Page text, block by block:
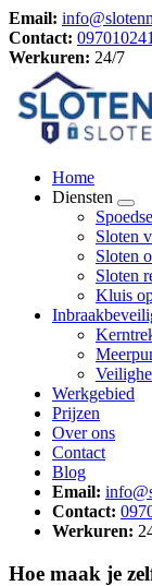
Email:
Contact:
Werkuren: 24/7
Home
Diensten
Sloten
Sloten
Sloten
Kluis
Werkgebied
Prijzen
Over ons
Contact
Blog
Email:
Contact:
Werkuren:
Hoe maak je